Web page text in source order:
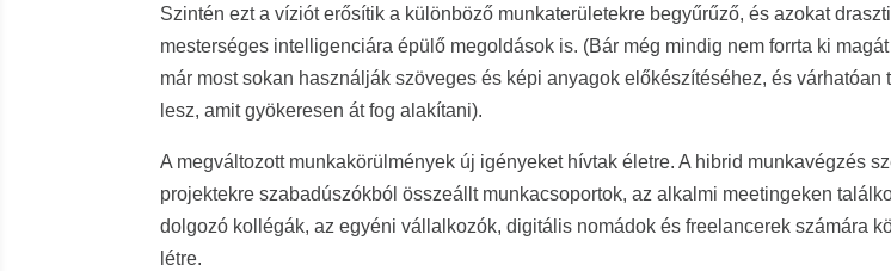
Szintén ezt a víziót erősítik a különböző munkaterületekre begyűrűző, és azokat
mesterséges intelligenciára épülő megoldások is. (Bár még mindig nem forrta ki
már most sokan használják szöveges és képi anyagok előkészítéséhez, és várhatóan
lesz, amit gyökeresen át fog alakítani).
A megváltozott munkakörülmények új igényeket hívtak életre. A hibrid munkavégzés
projektekre szabadúszókból összeállt munkacsoportok, az alkalmi meetingeken
dolgozó kollégák, az egyéni vállalkozók, digitális nomádok és freelancerek számára
létre.